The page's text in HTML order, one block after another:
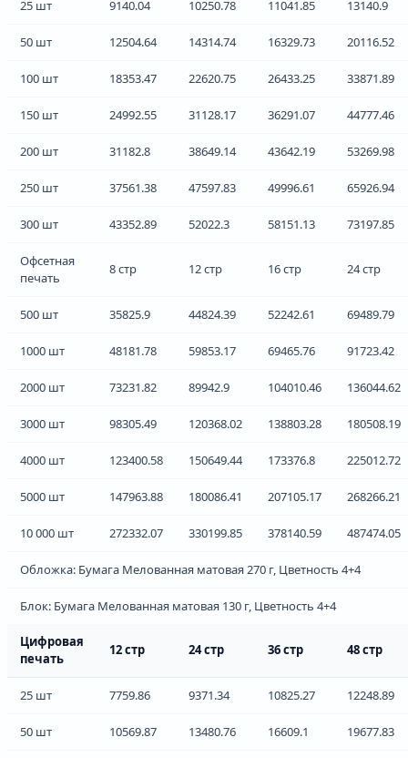
25 шт 9140.04 10250.78 11041.85 13140.9
50 шт 12504.64 14314.74 16329.73 20116.52
100 шт 18353.47 22620.75 26433.25 33871.89
150 шт 24992.55 31128.17 36291.07 44777.46
200 шт 31182.8 38649.14 43642.19 53269.98
250 шт 37561.38 47597.83 49996.61 65926.94
300 шт 43352.89 52022.3 58151.13 73197.85
Офсетная
печать
8 стр 12 стр 16 стр 24 стр
500 шт 35825.9 44824.39 52242.61 69489.79
1000 шт 48181.78 59853.17 69465.76 91723.42
2000 шт 73231.82 89942.9 104010.46 136044.62
3000 шт 98305.49 120368.02 138803.28 180508.19
4000 шт 123400.58 150649.44 173376.8 225012.72
5000 шт 147963.88 180086.41 207105.17 268266.21
10 000 шт 272332.07 330199.85 378140.59 487474.05
Обложка: Бумага Мелованная матовая 270 г, Цветность 4+4
Блок: Бумага Мелованная матовая 130 г, Цветность 4+4
Цифровая
печать
12 стр 24 стр 36 стр 48 стр
25 шт 7759.86 9371.34 10825.27 12248.89
50 шт 10569.87 13480.76 16609.1 19677.83